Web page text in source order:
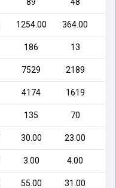
1254.00 364.00
186 13
7529 2189
4174 1619
135 70
30.00 23.00
3.00 4.00
55.00 31.00